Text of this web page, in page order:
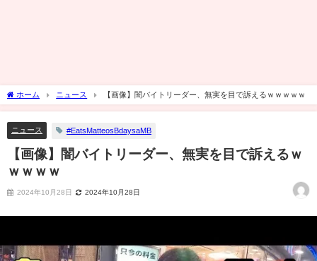
ホーム ニュース 【画像】闇バイトリーダー、無実を目で訴えるｗｗｗｗｗ
ニュース #EatsMatteosBdaysaMB
【画像】闇バイトリーダー、無実を目で訴えるｗ
ｗｗｗｗ
2024年10月28日 2024年10月28日